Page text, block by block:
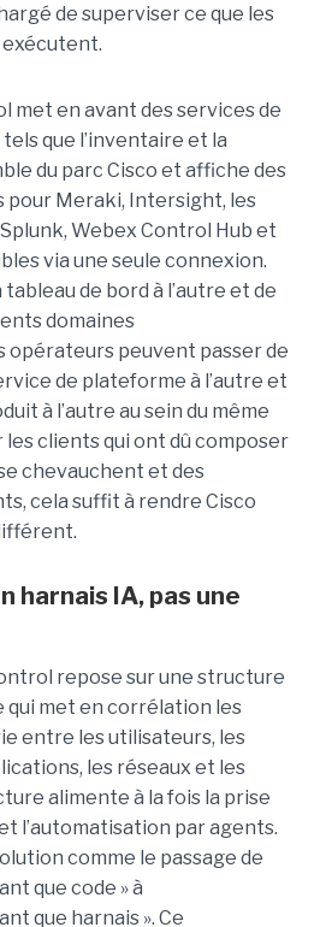
de superviser ce que les
met en avant des services de
que l’inventaire et la
du parc Cisco et affiche des
Meraki, Intersight, les
Webex Control Hub et
via une seule connexion.
tableau de bord à l’autre et de
domaines
opérateurs peuvent passer de
de plateforme à l’autre et
à l’autre au sein du même
clients qui ont dû composer
chevauchent et des
cela suffit à rendre Cisco
harnais IA, pas une
repose sur une structure
qui met en corrélation les
entre les utilisateurs, les
les réseaux et les
alimente à la fois la prise
l’automatisation par agents.
comme le passage de
que code » à
que harnais ». Ce